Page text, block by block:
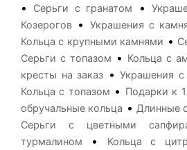
• Серьги с гранатом •
Козерогов • Украшения с
Кольца с крупными камнями •
Серьги с топазом • Кольца с
кресты на заказ •Украшения
Кольца с топазом • Подарки к
обручальные кольца • Длинные
Серьги с цветными
турмалином
• Кольца с